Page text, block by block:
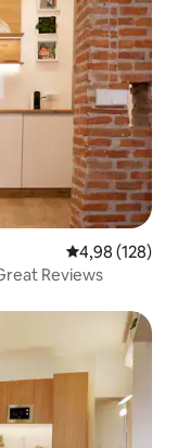
4,98 de uma
4,98 (128)
Reviews